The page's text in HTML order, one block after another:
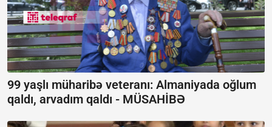
99 yaşlı müharibə veteranı: Almaniyada oğlum
qaldı, arvadım qaldı - MÜSAHİBƏ